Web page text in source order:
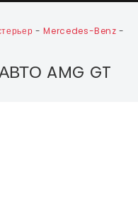
- Mercedes-Benz-
AMG GT